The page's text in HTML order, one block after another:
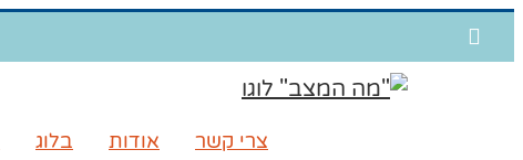
לתוכן
בלוג אודות צרי קשר